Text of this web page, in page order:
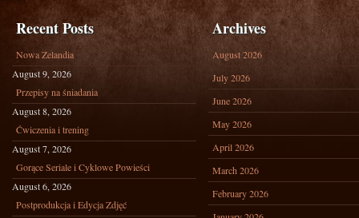
Recent Posts
Nowa Zelandia
August 9, 2026
Przepisy na śniadania
August 8, 2026
Ćwiczenia i trening
August 7, 2026
Gorące Seriale i Cyklowe Powieści
August 6, 2026
Postprodukcja i Edycja Zdjęć
Archives
August 2026
July 2026
June 2026
May 2026
April 2026
March 2026
February 2026